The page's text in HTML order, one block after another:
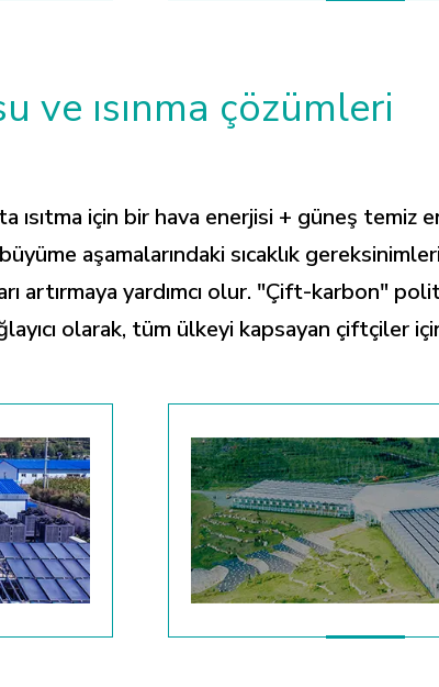
ve ısınma çözümleri
ısıtma için bir hava enerjisi + güneş
aşamalarındaki sıcaklık
artırmaya yardımcı olur. "Çift-karbon"
olarak, tüm ülkeyi kapsayan çiftçiler